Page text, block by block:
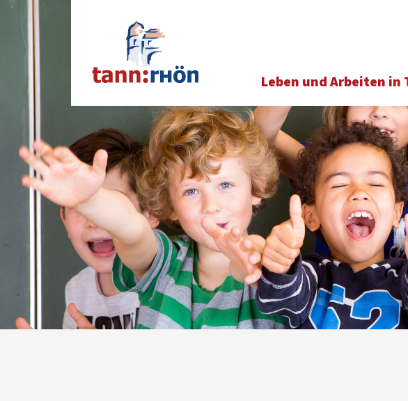
Leben und Arbeiten in